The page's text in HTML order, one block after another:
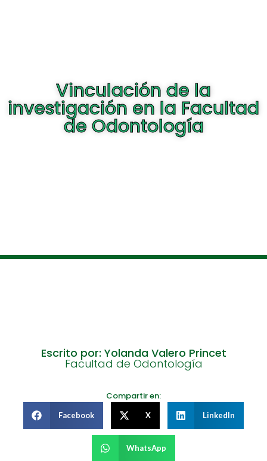
Vinculación de la
investigación en la Facultad
de Odontología
Escrito por: Yolanda Valero Princet
Facultad de Odontología
Compartir en:
Facebook X LinkedIn
WhatsApp